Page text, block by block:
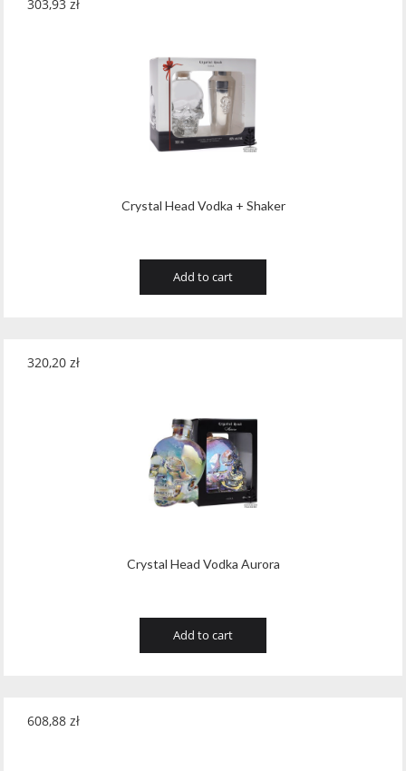
Crystal Head Vodka + Shaker
303,93 zł
Add to cart
Crystal Head Vodka Aurora
320,20 zł
Add to cart
608,88 zł